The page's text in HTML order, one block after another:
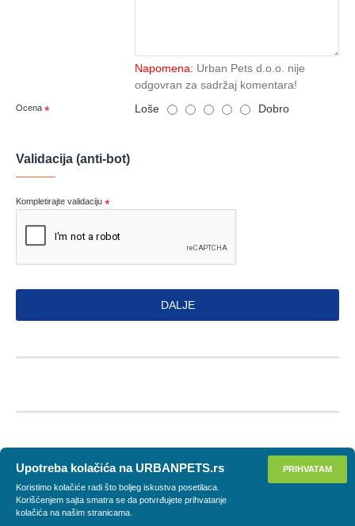
Napomena: Urban Pets d.o.o. nije
odgovran za sadržaj komentara!
Ocena Loše Dobro
Validacija (anti-bot)
Kompletirajte validaciju
DALJE
PRIHVATAM
Upotreba kolačića na URBANPETS.rs
Koristimo kolačiće radi što boljeg iskustva posetilaca.
Korišćenjem sajta smatra se da potvrđujete prihvatanje
kolačića na našim stranicama.